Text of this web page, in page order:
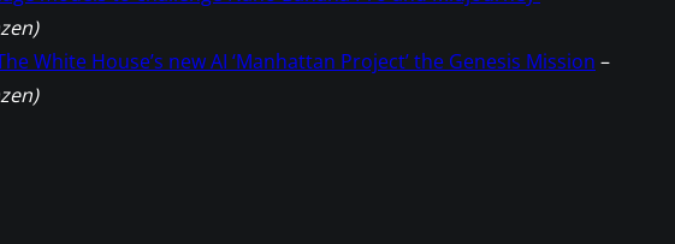
White House’s new AI ‘Manhattan Project’ the Genesis Mission –